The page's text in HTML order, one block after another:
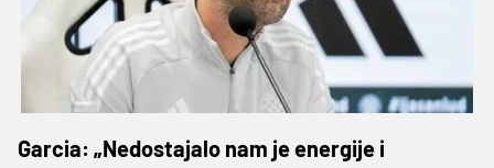
Garcia: „Nedostajalo nam je energije i